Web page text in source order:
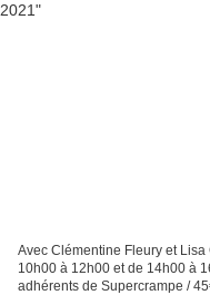
Avec Clémentine Fleury et
10h00 à 12h00 et de 14h00 à
adhérents de Supercrampe /